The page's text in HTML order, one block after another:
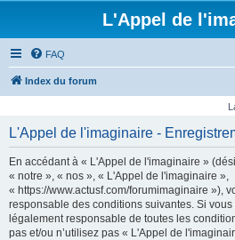
L'Appel de
FAQ
Index du forum
L'Appel de l'imaginaire -
En accédant à « L'Appel de l'imaginaire »
« notre », « nos », « L'Appel de l'imaginaire »,
« https://www.actusf.com/forumimaginaire »),
responsable des conditions suivantes. Si vous
légalement responsable de toutes les
pas et/ou n’utilisez pas « L'Appel de